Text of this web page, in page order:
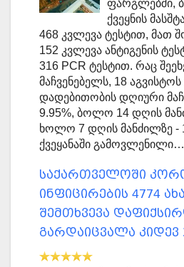
ფარგლებში,
ქვეყნის
468 კვლევა ტესტით, მათ
152 კვლევა ანტიგენის
316 PCR ტესტით. რაც
მაჩვენებელს, 18
დადებითობის დღიური
9.95%, ბოლო 14 დღის
ხოლო 7 დღის მანძილზე -
ქვეყანაში გამოვლენილი…
საქართველოში
ინფიცირების 4774
შემთხვევა
გარდაიცვალა კიდევ